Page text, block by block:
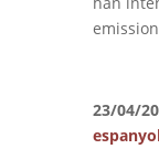
23/04/